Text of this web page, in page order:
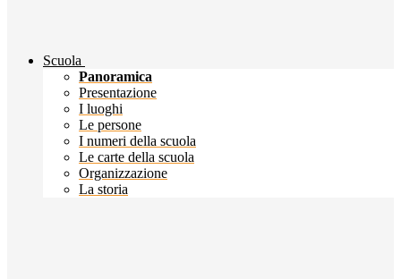
Scuola
Panoramica
Presentazione
I luoghi
Le persone
I numeri della scuola
Le carte della scuola
Organizzazione
La storia